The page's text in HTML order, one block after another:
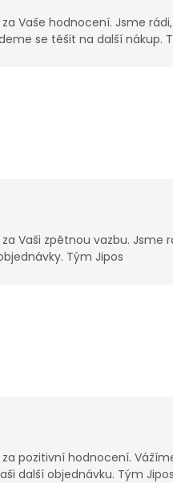
Vaše hodnocení. Jsme
se těšit na další nákup.
Vaši zpětnou vazbu. Jsme
Tým Jipos
pozitivní hodnocení.
další objednávku. Tým Jipos